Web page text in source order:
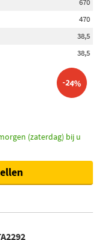
670
470
38,5
38,5
-24%
(zaterdag) bij u